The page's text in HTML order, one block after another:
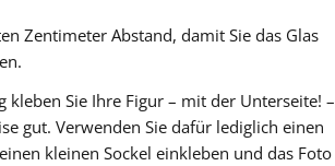
Zentimeter Abstand, damit Sie das Glas
Sie Ihre Figur – mit der Unterseite! –
gut. Verwenden Sie dafür lediglich einen
kleinen Sockel einkleben und das Foto